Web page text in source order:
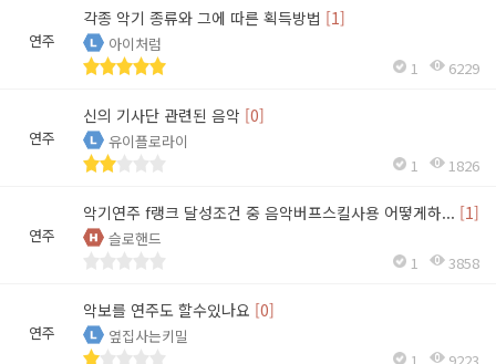
연주
각종 악기 종류와 그에 따른 획득방법 [1]
아이처럼
1
6229
연주
신의 기사단 관련된 음악 [0]
유이플로라이
1
1826
연주
악기연주 f랭크 달성조건 중 음악버프스킬사용 어떻게하... [1]
슬로핸드
1
3858
연주
악보를 연주도 할수있나요 [0]
옆집사는키밀